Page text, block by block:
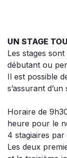
UN STAGE
Les stages
débutant ou
Il est possible
s’assurant
Horaire de
heure pour le
4 stagiaires
Les deux